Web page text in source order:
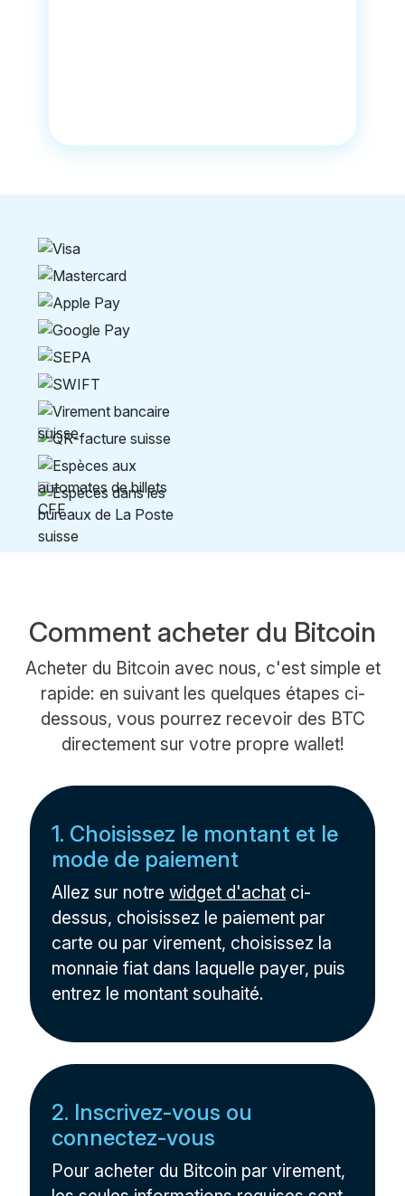
Comment acheter du Bitcoin
Acheter du Bitcoin avec nous, c'est simple et
rapide: en suivant les quelques étapes ci-
dessous, vous pourrez recevoir des BTC
directement sur votre propre wallet!
1. Choisissez le montant et le
mode de paiement
Allez sur notrewidget d'achat ci-
dessus, choisissez le paiement par
carte ou par virement, choisissez la
monnaie fiat dans laquelle payer, puis
entrez le montant souhaité.
2. Inscrivez-vous ou
connectez-vous
Pour acheter du Bitcoin par virement,